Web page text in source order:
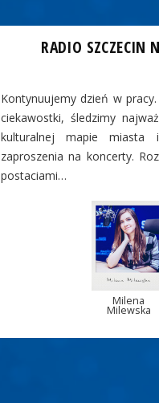
RADIO SZCZECIN
Kontynuujemy dzień w
ciekawostki, śledzimy
kulturalnej mapie miasta
zaproszenia na koncerty.
postaciami…
Milena
Milewska